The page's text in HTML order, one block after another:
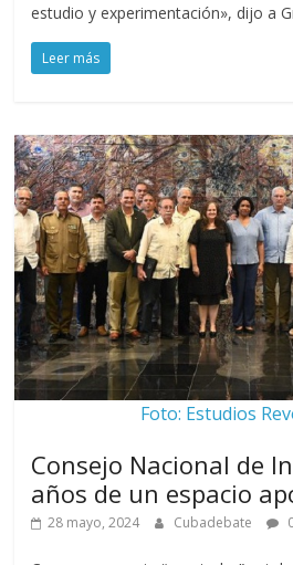
estudio y experimentación», dijo a
Leer más
Foto: Estudios
Consejo Nacional de
años de un espacio
28 mayo, 2024 Cubadebate